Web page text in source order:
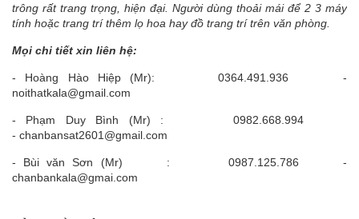
trông rất trang trọng, hiện đại. Người dùng thoải mái để 2 3 máy
tính hoặc trang trí thêm lọ hoa hay đồ trang trí trên văn phòng.
Mọi chi tiết xin liên hệ:
- Hoàng Hào Hiệp (Mr): 0364.491.936 -
noithatkala@gmail.com
- Phạm Duy Bình (Mr) : 0982.668.994
- chanbansat2601@gmail.com
- Bùi văn Sơn (Mr) : 0987.125.786 -
chanbankala@gmai.com